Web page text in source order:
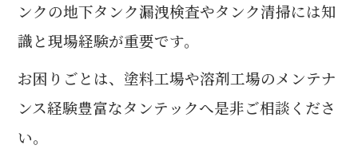
ンクの地下タンク漏洩検査やタンク清掃には知
識と現場経験が重要です。
お困りごとは、塗料工場や溶剤工場のメンテナ
ンス経験豊富なタンテックへ是非ご相談くださ
い。